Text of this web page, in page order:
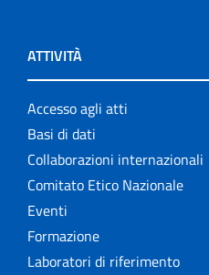
ATTIVITÀ
Accesso agli atti
Basi di dati
Collaborazioni internazionali
Comitato Etico Nazionale
Eventi
Formazione
Laboratori di riferimento